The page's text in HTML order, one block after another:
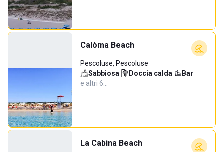
Calòma Beach
Pescoluse, Pescoluse
Sabbiosa· Doccia calda· Bar·
e altri 6…
La Cabina Beach